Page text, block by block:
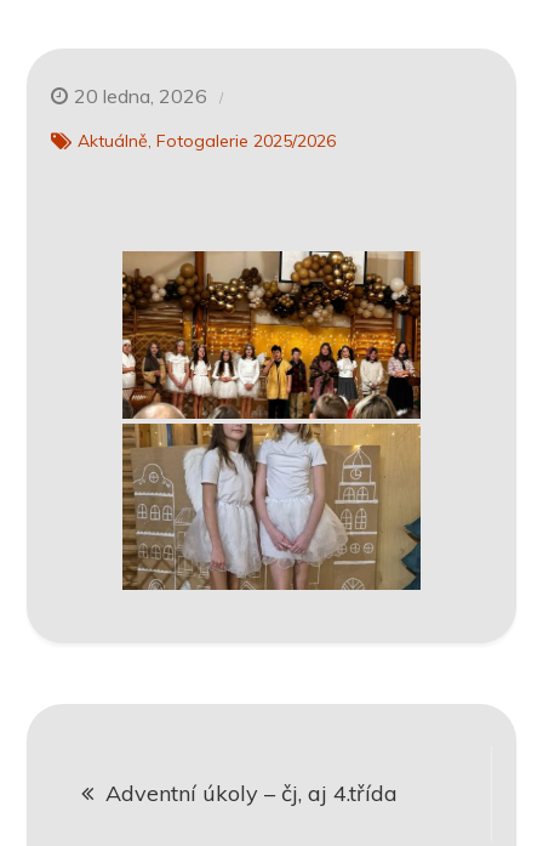
20 ledna, 2026
Aktuálně Fotogalerie 2025/2026
proAdventní úkoly – čj, aj 4.třída